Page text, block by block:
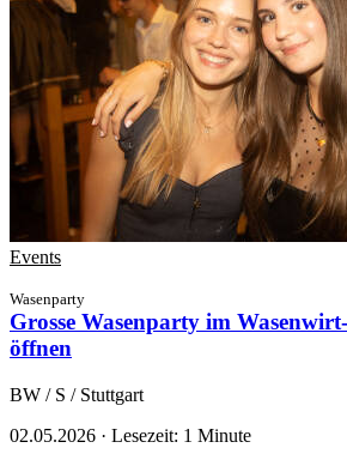
Events
Wasenparty
Grosse Wasenparty im
öffnen
BW / S / Stuttgart
02.05.2026 · Lesezeit: 1 Minute